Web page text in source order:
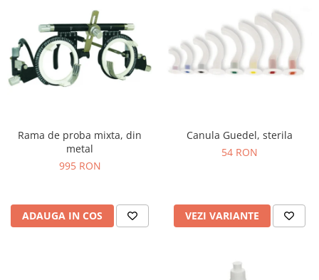
Rama de proba mixta, din
metal
995 RON
ADAUGA IN COS
Canula Guedel, sterila
54 RON
VEZI VARIANTE